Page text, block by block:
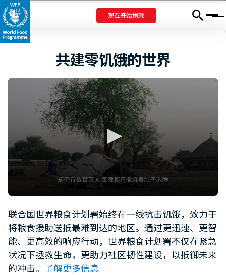
现在开始捐款 Menu
共建零饥饿的世界
of
1
minute,
12
seconds
联合国世界粮食计划署始终在一线抗击饥饿，致力于
将粮食援助送抵最难到达的地区。通过更迅速、更智
能、更高效的响应行动，世界粮食计划署不仅在紧急
状况下拯救生命，更助力社区韧性建设，以抵御未来
的冲击。 了解更多信息